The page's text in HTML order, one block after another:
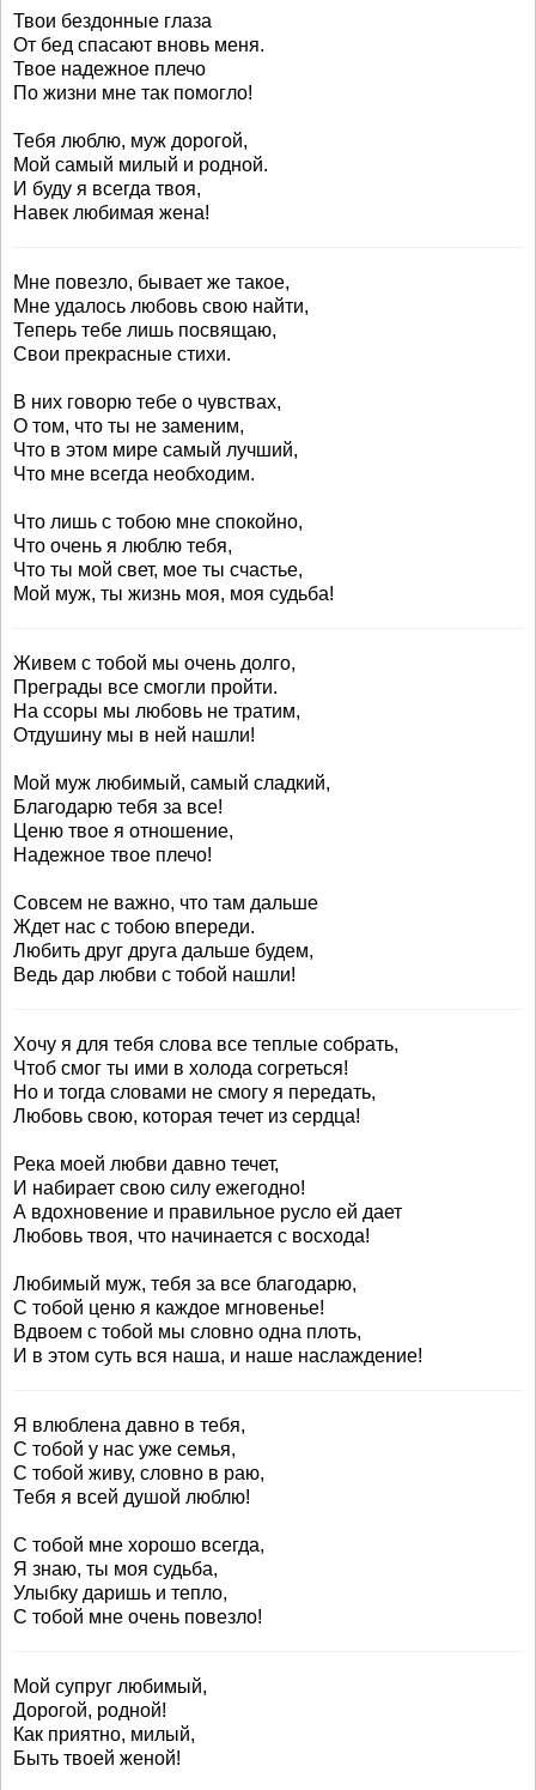
Твои бездонные глаза
От бед спасают вновь меня.
Твое надежное плечо
По жизни мне так помогло!
Тебя люблю, муж дорогой,
Мой самый милый и родной.
И буду я всегда твоя,
Навек любимая жена!
Мне повезло, бывает же такое,
Мне удалось любовь свою найти,
Теперь тебе лишь посвящаю,
Свои прекрасные стихи.
В них говорю тебе о чувствах,
О том, что ты не заменим,
Что в этом мире самый лучший,
Что мне всегда необходим.
Что лишь с тобою мне спокойно,
Что очень я люблю тебя,
Что ты мой свет, мое ты счастье,
Мой муж, ты жизнь моя, моя судьба!
Живем с тобой мы очень долго,
Преграды все смогли пройти.
На ссоры мы любовь не тратим,
Отдушину мы в ней нашли!
Мой муж любимый, самый сладкий,
Благодарю тебя за все!
Ценю твое я отношение,
Надежное твое плечо!
Совсем не важно, что там дальше
Ждет нас с тобою впереди.
Любить друг друга дальше будем,
Ведь дар любви с тобой нашли!
Хочу я для тебя слова все теплые собрать,
Чтоб смог ты ими в холода согреться!
Но и тогда словами не смогу я передать,
Любовь свою, которая течет из сердца!
Река моей любви давно течет,
И набирает свою силу ежегодно!
А вдохновение и правильное русло ей дает
Любовь твоя, что начинается с восхода!
Любимый муж, тебя за все благодарю,
С тобой ценю я каждое мгновенье!
Вдвоем с тобой мы словно одна плоть,
И в этом суть вся наша, и наше наслаждение!
Я влюблена давно в тебя,
С тобой у нас уже семья,
С тобой живу, словно в раю,
Тебя я всей душой люблю!
С тобой мне хорошо всегда,
Я знаю, ты моя судьба,
Улыбку даришь и тепло,
С тобой мне очень повезло!
Мой супруг любимый,
Дорогой, родной!
Как приятно, милый,
Быть твоей женой!